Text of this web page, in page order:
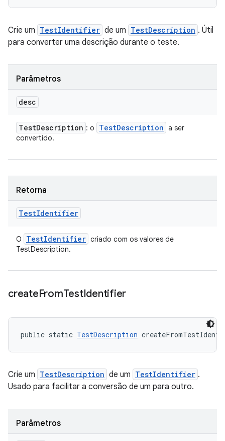
Crie um TestIdentifier de um TestDescription . Útil
para converter uma descrição durante o teste.
Parâmetros
desc
TestDescription : o TestDescription a ser
convertido.
Retorna
TestIdentifier
O TestIdentifier criado com os valores de
TestDescription.
createFromTestIdentifier
public static TestDescription
Crie um TestDescription de um TestIdentifier .
Usado para facilitar a conversão de um para outro.
Parâmetros